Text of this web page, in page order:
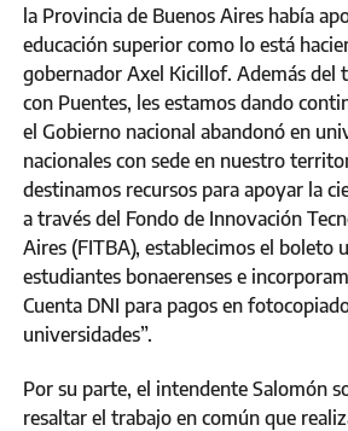
la Provincia de Buenos Aires había
educación superior como lo está
gobernador Axel Kicillof. Además del
con Puentes, les estamos dando
el Gobierno nacional abandonó en
nacionales con sede en nuestro
destinamos recursos para apoyar la
a través del Fondo de Innovación
Aires (FITBA), establecimos el boleto
estudiantes bonaerenses e
Cuenta DNI para pagos en
universidades”.
Por su parte, el intendente Salomón
resaltar el trabajo en común que